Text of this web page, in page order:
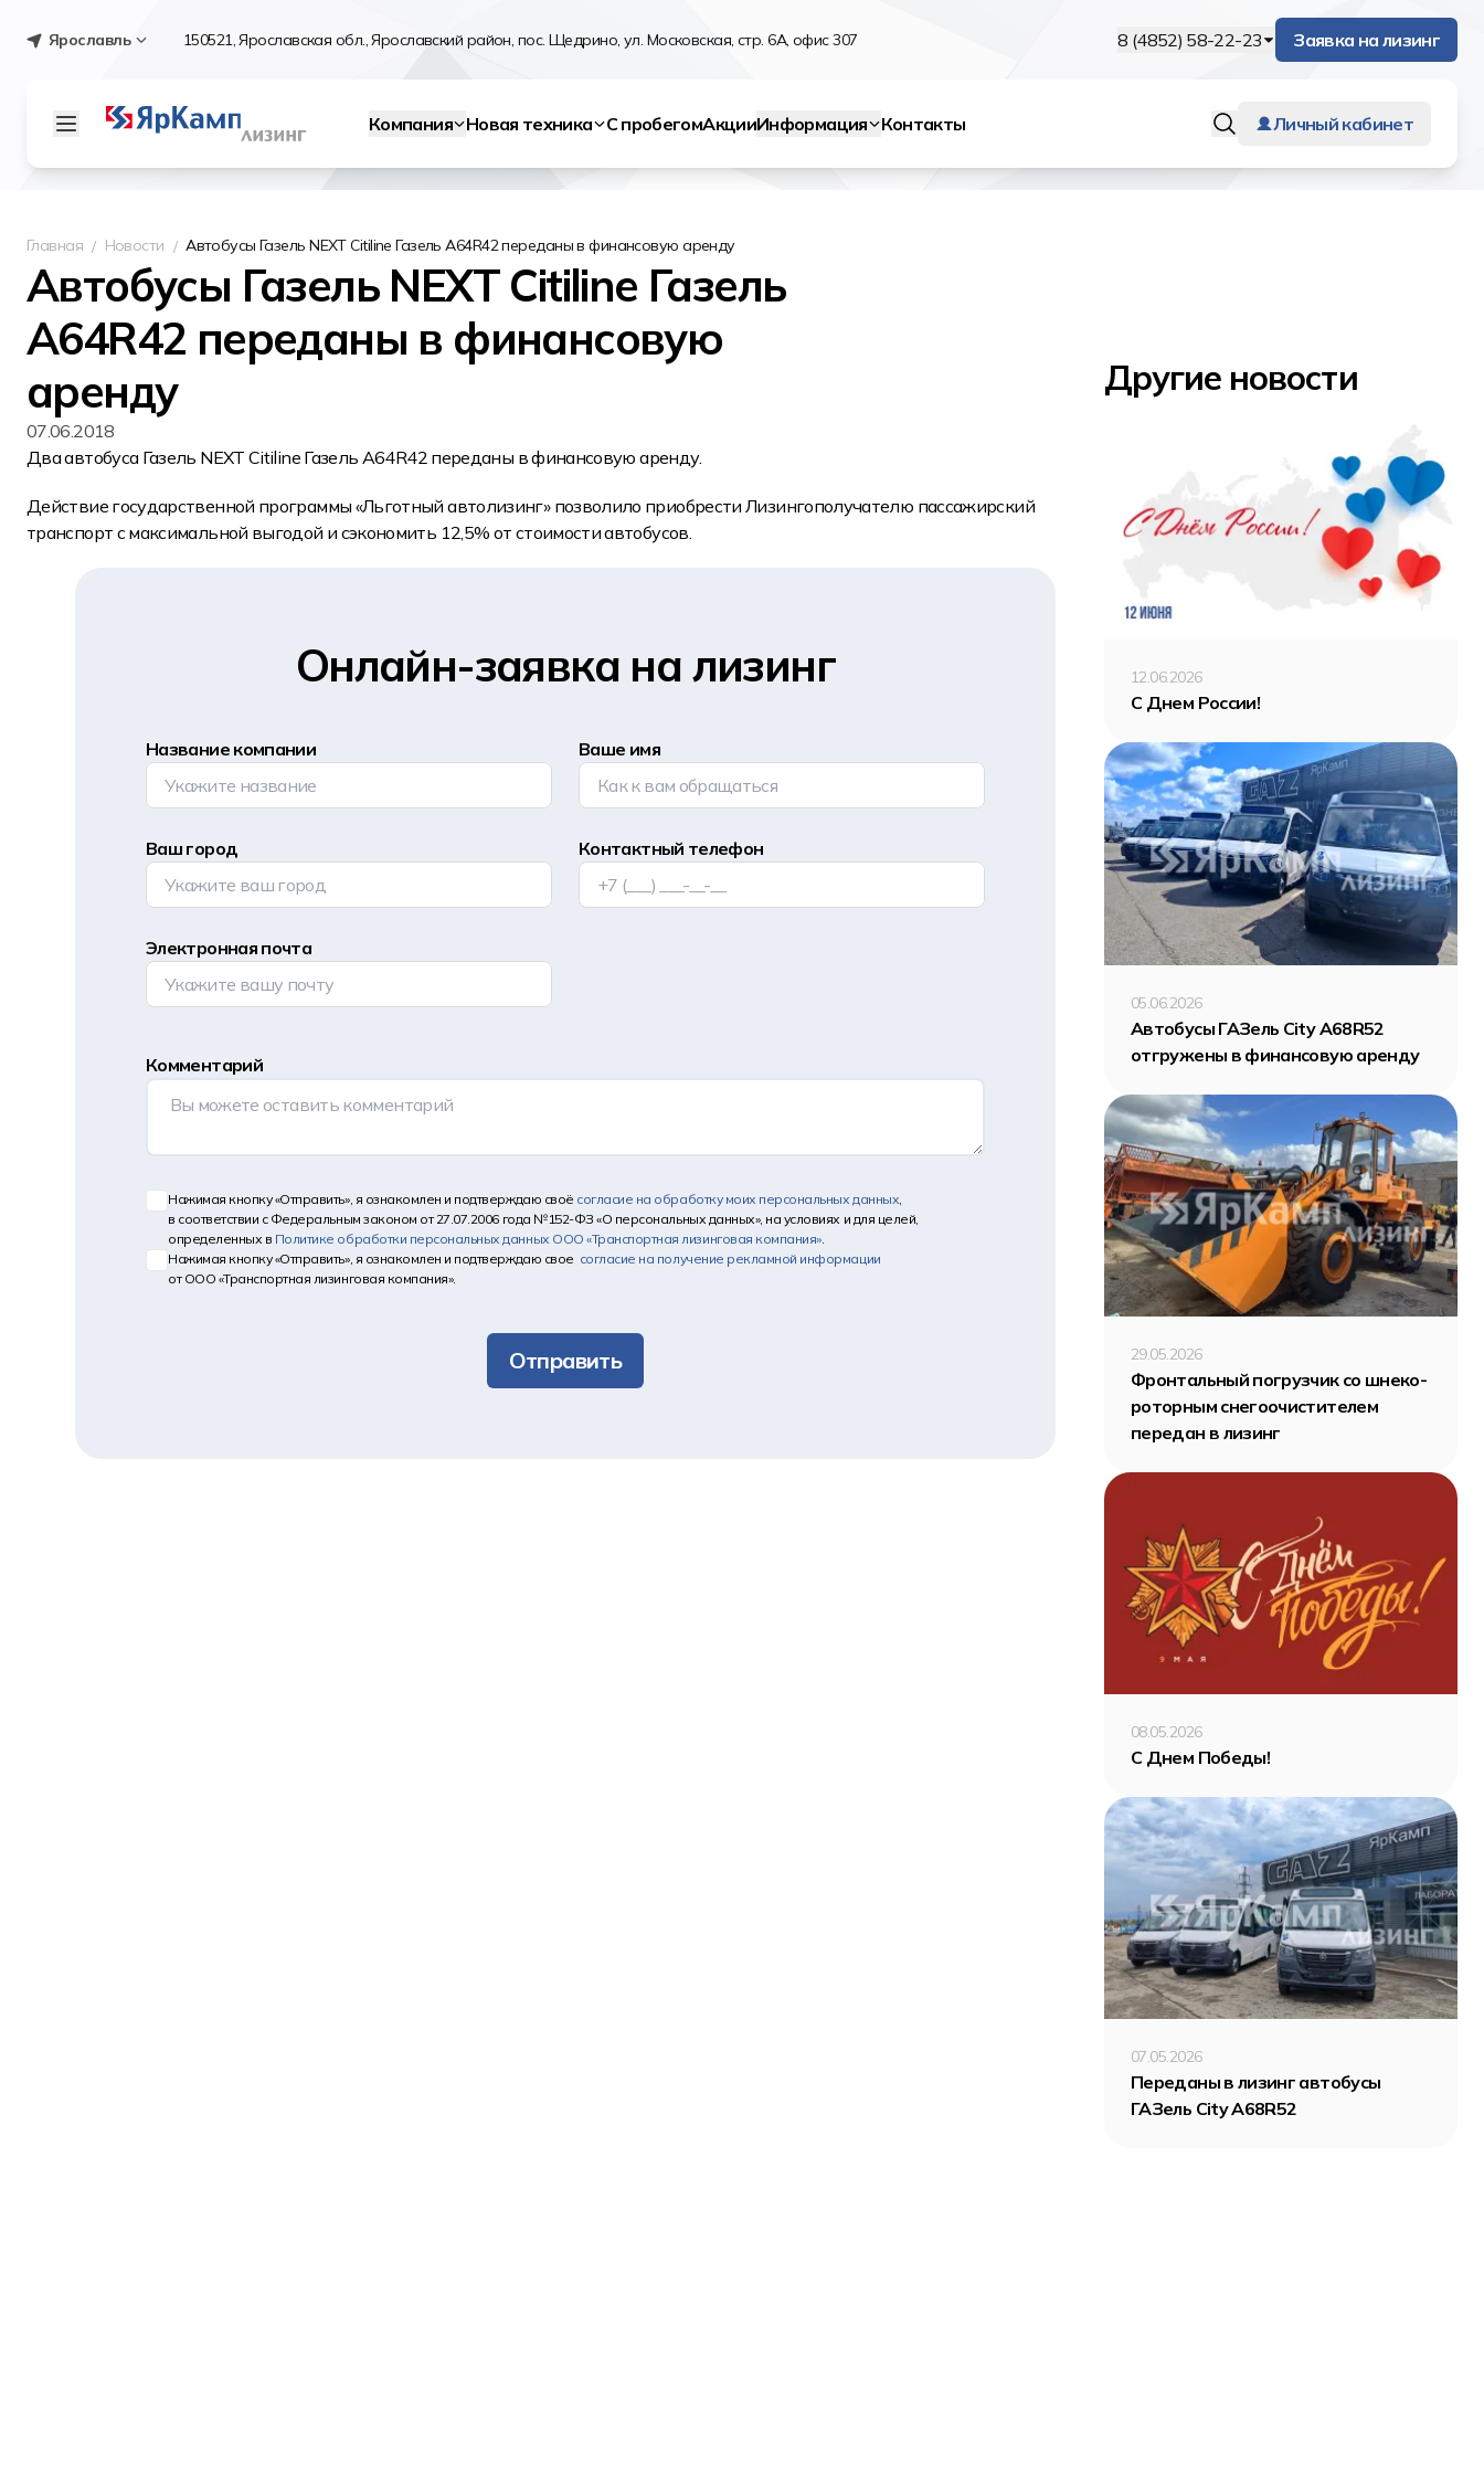
Ярославль 150521, Ярославская обл., Ярославский район, пос. Щедрино, ул. Московская, стр. 6А, офис 307 8 (4852) 58-22-23 Заявка на лизинг
Компания Новая техника С пробегомАкцииИнформация Контакты Личный кабинет
Главная Новости Автобусы Газель NEXT Citiline Газель А64R42 переданы в финансовую аренду
Автобусы Газель NEXT Citiline Газель
А64R42 переданы в финансовую
аренду
07.06.2018
Два автобуса Газель NEXT Citiline Газель А64R42 переданы в финансовую аренду.
Действие государственной программы «Льготный автолизинг» позволило приобрести Лизингополучателю пассажирский
транспорт с максимальной выгодой и сэкономить 12,5% от стоимости автобусов.
Онлайн-заявка на лизинг
Название компании Ваше имя
Ваш город Контактный телефон
Электронная почта
Комментарий
Нажимая кнопку «Отправить», я ознакомлен и подтверждаю своё согласие на обработку моих персональных данных,
в соответствии с Федеральным законом от 27.07.2006 года №152-ФЗ «О персональных данных», на условиях и для целей,
определенных в Политике обработки персональных данных ООО «Транспортная лизинговая компания».
Нажимая кнопку «Отправить», я ознакомлен и подтверждаю свое согласие на получение рекламной информации
от ООО «Транспортная лизинговая компания».
Отправить
Другие новости
12.06.2026
С Днем России!
05.06.2026
Автобусы ГАЗель City A68R52
отгружены в финансовую аренду
29.05.2026
Фронтальный погрузчик со шнеко-
роторным снегоочистителем
передан в лизинг
08.05.2026
С Днем Победы!
07.05.2026
Переданы в лизинг автобусы
ГАЗель City A68R52